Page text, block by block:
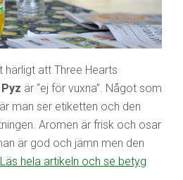
att Three Hearts
är “ej för vuxna”. Något som
man ser etiketten och den
Aromen är frisk och osar
är god och jämn men den
Läs hela artikeln och se betyg